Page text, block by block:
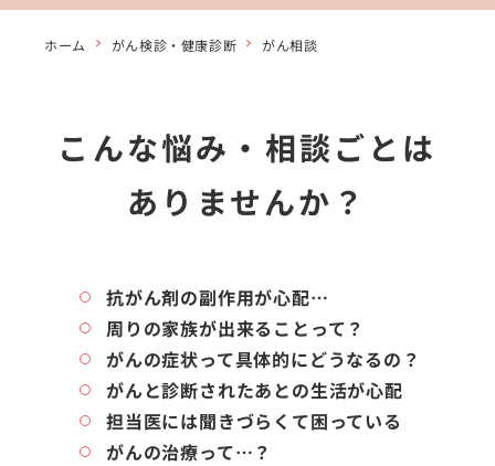
ホーム がん検診・健康診断 がん相談
こんな悩み・相談ごとは
ありませんか？
抗がん剤の副作用が心配…
周りの家族が出来ることって？
がんの症状って具体的にどうなるの？
がんと診断されたあとの生活が心配
担当医には聞きづらくて困っている
がんの治療って…？